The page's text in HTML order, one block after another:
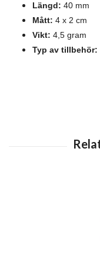
Längd: 40 mm
Mått: 4 x 2 cm
Vikt: 4,5 gram
Typ av tillbehör: